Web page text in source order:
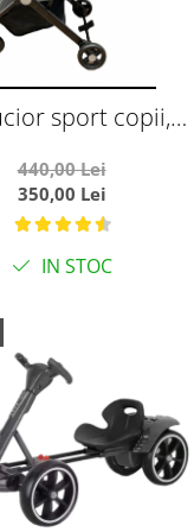
sport copii,
cu sistem troller,
C8 negru
440,00 Lei
350,00 Lei
IN STOC